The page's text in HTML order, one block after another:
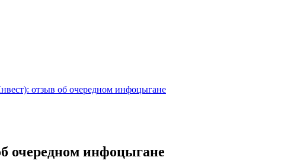
отзыв об очередном инфоцыгане
очередном инфоцыгане